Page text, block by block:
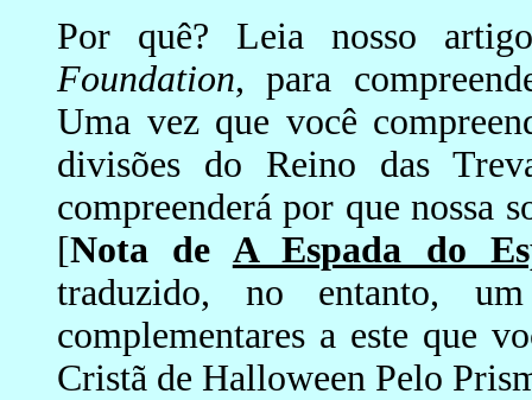
Por quê? Leia nosso
Foundation, para
Uma vez que você
divisões do Reino das
compreenderá por que nossa
[Nota de A Espada do
traduzido, no entanto,
complementares a este que
Cristã de Halloween Pelo